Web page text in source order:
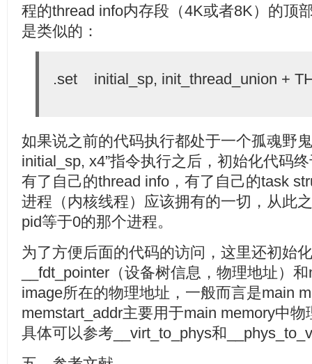
程的thread info内存段（4K或者8K）的顶
是类似的：
.set initial_sp, init_thread_union +
如果说之前的代码执行都处于一个孤魂野
initial_sp, x4”指令执行之后，初始化代码
有了自己的thread info，有了自己的task
进程（内核线程）应该拥有的一切，从此
pid等于0的那个进程。
为了方便后面的代码的访问，这里还初始
__fdt_pointer（设备树信息，物理地址）
image所在的物理地址，一般而言是main
memstart_addr主要用于main memory中
具体可以参考__virt_to_phys和